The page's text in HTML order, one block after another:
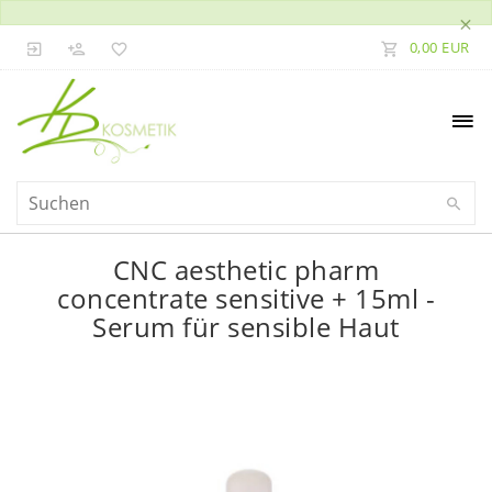
×
0,00 EUR
CNC aesthetic pharm
concentrate sensitive + 15ml -
Serum für sensible Haut